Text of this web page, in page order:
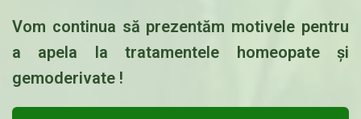
Vom continua să prezentăm motivele pentru
a apela la tratamentele homeopate și
gemoderivate !